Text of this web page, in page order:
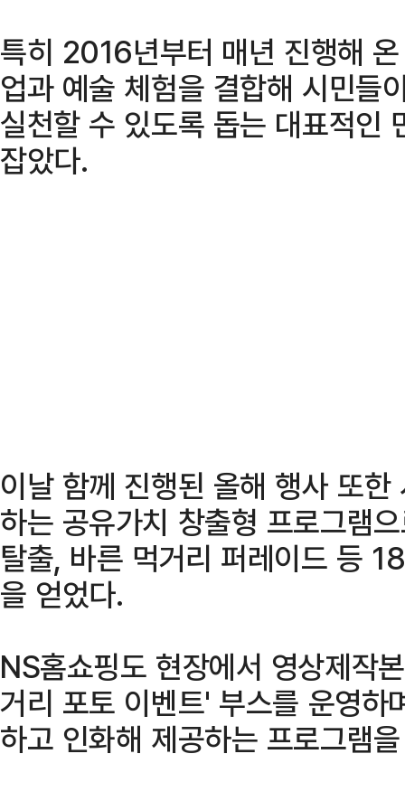
특히 2016년부터 매년 진행해
업과 예술 체험을 결합해 시민들
실천할 수 있도록 돕는 대표적인
잡았다.
이날 함께 진행된 올해 행사 또한
하는 공유가치 창출형 프로그램
탈출, 바른 먹거리 퍼레이드 등
을 얻었다.
NS홈쇼핑도 현장에서 영상제작
거리 포토 이벤트' 부스를 운영하
하고 인화해 제공하는 프로그램